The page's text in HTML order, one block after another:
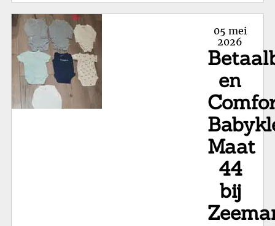
Posted
on
05 mei
2026
en
Maat
44
bij